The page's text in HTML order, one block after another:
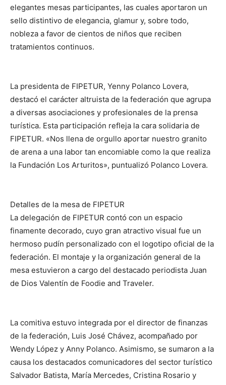
elegantes mesas participantes, las cuales aportaron un
sello distintivo de elegancia, glamur y, sobre todo,
nobleza a favor de cientos de niños que reciben
tratamientos continuos.
La presidenta de FIPETUR, Yenny Polanco Lovera,
destacó el carácter altruista de la federación que agrupa
a diversas asociaciones y profesionales de la prensa
turística. Esta participación refleja la cara solidaria de
FIPETUR. «Nos llena de orgullo aportar nuestro granito
de arena a una labor tan encomiable como la que realiza
la Fundación Los Arturitos», puntualizó Polanco Lovera.
Detalles de la mesa de FIPETUR
La delegación de FIPETUR contó con un espacio
finamente decorado, cuyo gran atractivo visual fue un
hermoso pudín personalizado con el logotipo oficial de la
federación. El montaje y la organización general de la
mesa estuvieron a cargo del destacado periodista Juan
de Dios Valentín de Foodie and Traveler.
La comitiva estuvo integrada por el director de finanzas
de la federación, Luis José Chávez, acompañado por
Wendy López y Anny Polanco. Asimismo, se sumaron a la
causa los destacados comunicadores del sector turístico
Salvador Batista, María Mercedes, Cristina Rosario y